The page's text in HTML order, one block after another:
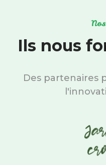
Ils nous
Des partenaires